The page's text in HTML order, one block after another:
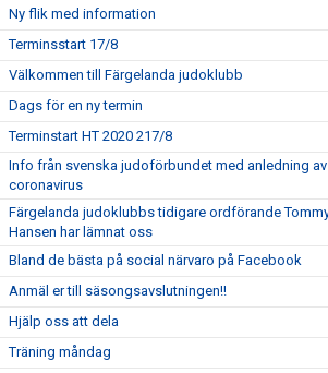
Ny flik med information
Terminsstart 17/8
Välkommen till Färgelanda judoklubb
Dags för en ny termin
Terminstart HT 2020 217/8
Info från svenska judoförbundet med anledning av
coronavirus
Färgelanda judoklubbs tidigare ordförande
Hansen har lämnat oss
Bland de bästa på social närvaro på Facebook
Anmäl er till säsongsavslutningen!!
Hjälp oss att dela
Träning måndag